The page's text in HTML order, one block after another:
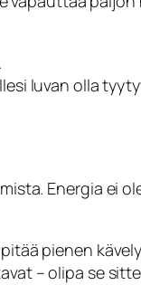
luvan olla
Energia ei
pienen
– olipa se